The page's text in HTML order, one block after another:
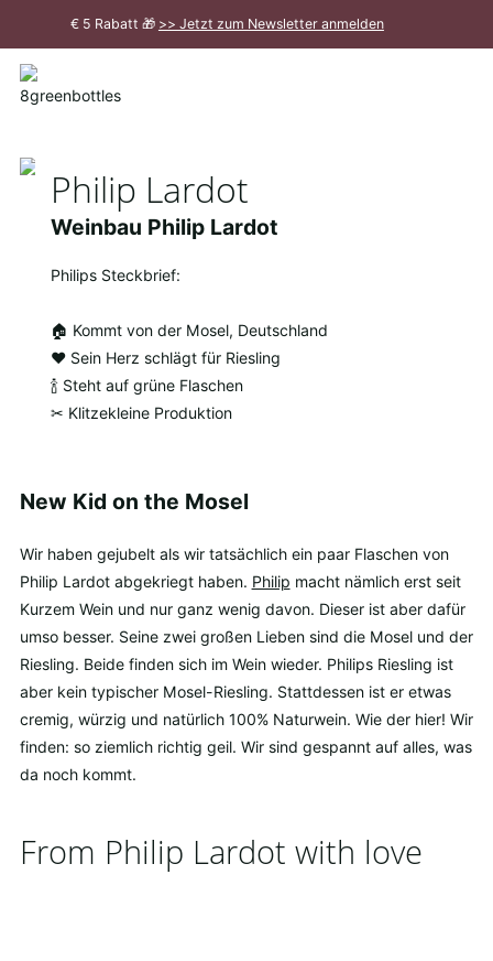
€ 5 Rabatt 🎁 >> Jetzt zum Newsletter anmelden
Meldung
Philip Lardot
Weinbau Philip Lardot
Philips Steckbrief:
🏠 Kommt von der Mosel, Deutschland
❤ Sein Herz schlägt für Riesling
🍾 Steht auf grüne Flaschen
✂ Klitzekleine Produktion
New Kid on the Mosel
Wir haben gejubelt als wir tatsächlich ein paar Flaschen von
Philip Lardot abgekriegt haben. Philip macht nämlich erst seit
Kurzem Wein und nur ganz wenig davon. Dieser ist aber dafür
umso besser. Seine zwei großen Lieben sind die Mosel und der
Riesling. Beide finden sich im Wein wieder. Philips Riesling ist
aber kein typischer Mosel-Riesling. Stattdessen ist er etwas
cremig, würzig und natürlich 100% Naturwein. Wie der hier! Wir
finden: so ziemlich richtig geil. Wir sind gespannt auf alles, was
da noch kommt.
From Philip Lardot with love